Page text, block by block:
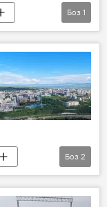
Боз 1
Боз 2